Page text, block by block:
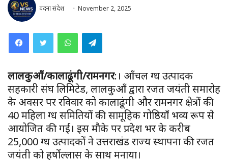
वंदना संदेश November 2, 2025
WhatsAppTelegram
लालकुआँ/कालाढूंगी/रामनगर:। आँचल दुग्ध उत्पादक
सहकारी संघ लिमिटेड, लालकुआँ द्वारा रजत जयंती समारोह
के अवसर पर रविवार को कालाढूंगी और रामनगर क्षेत्रों की
40 महिला दुग्ध समितियों की सामूहिक गोष्ठियाँ भव्य रूप से
आयोजित की गईं। इस मौके पर प्रदेश भर के करीब
25,000 दुग्ध उत्पादकों ने उत्तराखंड राज्य स्थापना की रजत
जयंती को हर्षोल्लास के साथ मनाया।